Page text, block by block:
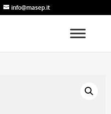
info@masep.it